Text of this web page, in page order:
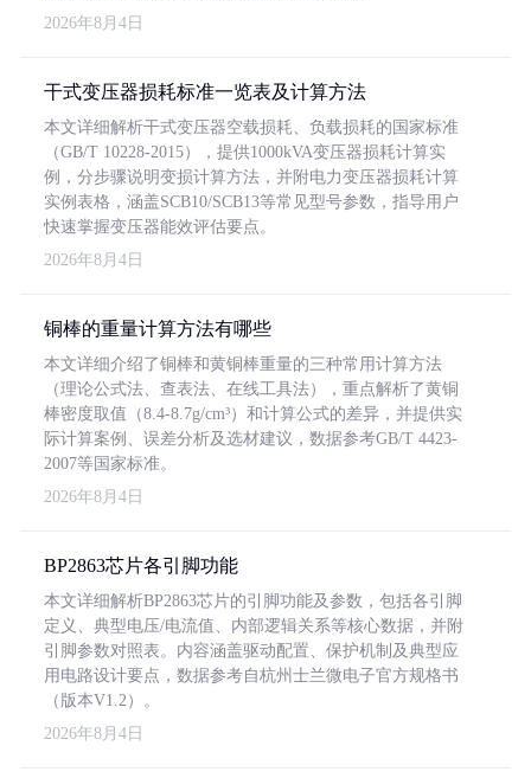
2026年8月4日
干式变压器损耗标准一览表及计算方法
本文详细解析干式变压器空载损耗、负载损耗的国家标准
（GB/T 10228-2015），提供1000kVA变压器损耗计算实
例，分步骤说明变损计算方法，并附电力变压器损耗计算
实例表格，涵盖SCB10/SCB13等常见型号参数，指导用户
快速掌握变压器能效评估要点。
2026年8月4日
铜棒的重量计算方法有哪些
本文详细介绍了铜棒和黄铜棒重量的三种常用计算方法
（理论公式法、查表法、在线工具法），重点解析了黄铜
棒密度取值（8.4-8.7g/cm³）和计算公式的差异，并提供实
际计算案例、误差分析及选材建议，数据参考GB/T 4423-
2007等国家标准。
2026年8月4日
BP2863芯片各引脚功能
本文详细解析BP2863芯片的引脚功能及参数，包括各引脚
定义、典型电压/电流值、内部逻辑关系等核心数据，并附
引脚参数对照表。内容涵盖驱动配置、保护机制及典型应
用电路设计要点，数据参考自杭州士兰微电子官方规格书
（版本V1.2）。
2026年8月4日